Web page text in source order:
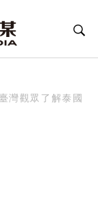
灣觀眾了解泰國